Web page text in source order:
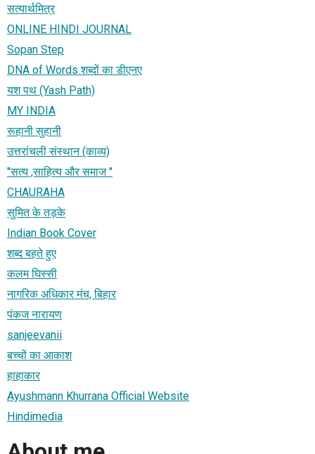
सत्यार्थमित्र
ONLINE HINDI JOURNAL
Sopan Step
DNA of Words शब्दों का डीएनए
यश पथ (Yash Path)
MY INDIA
रूहानी सुहानी
उत्तरांचली संस्थान (काव्य)
''सत्य ,साहित्य और समाज ''
CHAURAHA
सुमित के तड़के
Indian Book Cover
शब्द बहते हुए
कलम घिस्सी
नागरिक अधिकार मंच, बिहार
पंकज नारायण
sanjeevanii
बच्चों का आकाश
हाहाकार
Ayushmann Khurrana Official Website
Hindimedia